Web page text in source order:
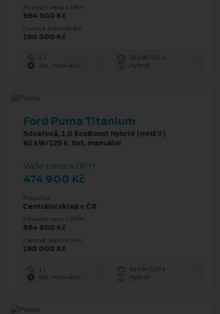
Původní cena s DPH
664 900 Kč
Cenové zvýhodnění
190 000 Kč
1 l
92 kW/125 k
6st. manuální
Hybrid
Ford Puma Titanium
5dveřová, 1.0 EcoBoost Hybrid (mHEV)
92 kW/125 k, 6st. manuální
Vaše cena s DPH
474 900 Kč
Pobočka
Centrální sklad v ČR
Původní cena s DPH
664 900 Kč
Cenové zvýhodnění
190 000 Kč
1 l
92 kW/125 k
6st. manuální
Hybrid